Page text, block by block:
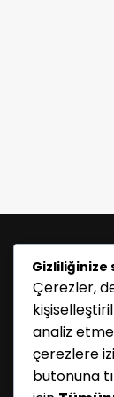
Gizliliğinize
Çerezler,
analiz
çerezlere
butonuna